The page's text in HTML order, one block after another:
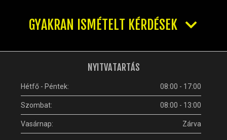
GYAKRAN ISMÉTELT KÉRDÉSEK
NYITVATARTÁS
Hétfő - Péntek: 08:00 - 17:00
Szombat: 08:00 - 13:00
Vasárnap: Zárva